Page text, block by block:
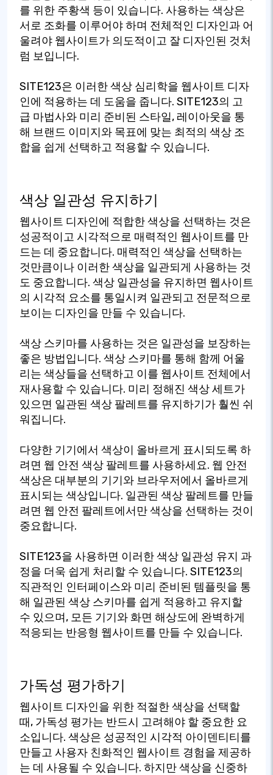
를 위한 주황색 등이 있습니다. 사용하는 색상은
서로 조화를 이루어야 하며 전체적인 디자인과 어
울려야 웹사이트가 의도적이고 잘 디자인된 것처
럼 보입니다.
SITE123은 이러한 색상 심리학을 웹사이트 디자
인에 적용하는 데 도움을 줍니다. SITE123의 고
급 마법사와 미리 준비된 스타일, 레이아웃을 통
해 브랜드 이미지와 목표에 맞는 최적의 색상 조
합을 쉽게 선택하고 적용할 수 있습니다.
색상 일관성 유지하기
웹사이트 디자인에 적합한 색상을 선택하는 것은
성공적이고 시각적으로 매력적인 웹사이트를 만
드는 데 중요합니다. 매력적인 색상을 선택하는
것만큼이나 이러한 색상을 일관되게 사용하는 것
도 중요합니다. 색상 일관성을 유지하면 웹사이트
의 시각적 요소를 통일시켜 일관되고 전문적으로
보이는 디자인을 만들 수 있습니다.
색상 스키마를 사용하는 것은 일관성을 보장하는
좋은 방법입니다. 색상 스키마를 통해 함께 어울
리는 색상들을 선택하고 이를 웹사이트 전체에서
재사용할 수 있습니다. 미리 정해진 색상 세트가
있으면 일관된 색상 팔레트를 유지하기가 훨씬 쉬
워집니다.
다양한 기기에서 색상이 올바르게 표시되도록 하
려면 웹 안전 색상 팔레트를 사용하세요. 웹 안전
색상은 대부분의 기기와 브라우저에서 올바르게
표시되는 색상입니다. 일관된 색상 팔레트를 만들
려면 웹 안전 팔레트에서만 색상을 선택하는 것이
중요합니다.
SITE123을 사용하면 이러한 색상 일관성 유지 과
정을 더욱 쉽게 처리할 수 있습니다. SITE123의
직관적인 인터페이스와 미리 준비된 템플릿을 통
해 일관된 색상 스키마를 쉽게 적용하고 유지할
수 있으며, 모든 기기와 화면 해상도에 완벽하게
적응되는 반응형 웹사이트를 만들 수 있습니다.
가독성 평가하기
웹사이트 디자인을 위한 적절한 색상을 선택할
때, 가독성 평가는 반드시 고려해야 할 중요한 요
소입니다. 색상은 성공적인 시각적 아이덴티티를
만들고 사용자 친화적인 웹사이트 경험을 제공하
는 데 사용될 수 있습니다. 하지만 색상을 신중하